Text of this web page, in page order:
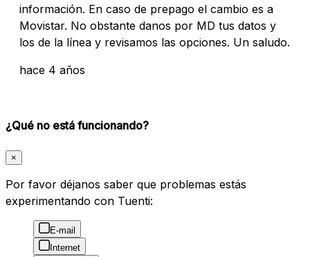
información. En caso de prepago el cambio es a
Movistar. No obstante danos por MD tus datos y
los de la línea y revisamos las opciones. Un saludo.
hace 4 años
¿Qué no está funcionando?
×
Por favor déjanos saber que problemas estás
experimentando con Tuenti:
E-mail
Internet